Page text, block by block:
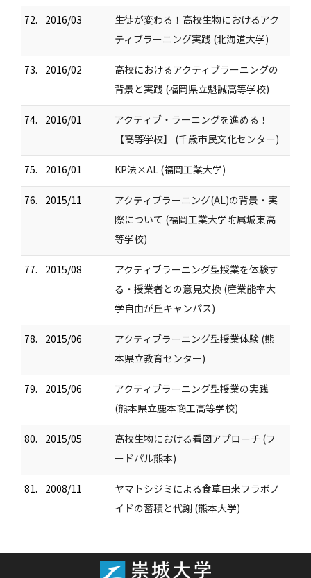
72. 2016/03
生徒が変わる！高校生物におけるアク
ティブラーニング実践 (北海道大学)
73. 2016/02
高校におけるアクティブラーニングの
背景と実践 (福岡県立魁誠高等学校)
74. 2016/01
アクティブ・ラーニングを進める！
【高等学校】 (千歳市民文化センター)
75. 2016/01 KP法×AL (福岡工業大学)
76. 2015/11
アクティブラーニング(AL)の背景・実
際について (福岡工業大学附属城東高
等学校)
77. 2015/08
アクティブラーニング型授業を体験す
る・授業者との意見交換 (産業能率大
学自由が丘キャンパス)
78. 2015/06
アクティブラーニング型授業体験 (熊
本県立教育センター)
79. 2015/06
アクティブラーニング型授業の実践
(熊本県立鹿本商工高等学校)
80. 2015/05
高校生物における看図アプローチ (フ
ードパル熊本)
81. 2008/11
ヤマトシジミによる食草由来フラボノ
イドの蓄積と代謝 (熊本大学)